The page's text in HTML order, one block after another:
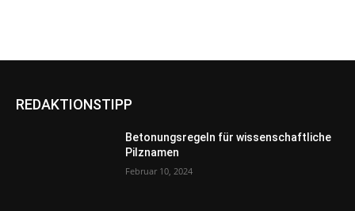
REDAKTIONSTIPP
Betonungsregeln für wissenschaftliche
Pilznamen
Februar 10, 2024